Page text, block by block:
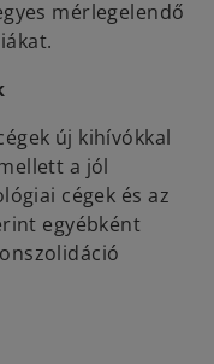
mérlegelendő
új kihívókkal
a jól
cégek és az
egyébként